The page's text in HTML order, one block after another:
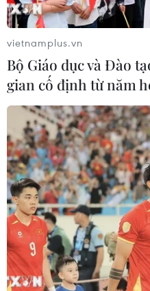
Thuế thương mại
Cạnh tranh không
20/11/2020 04:57
vietnamplus.vn
Bộ Giáo dục và Đào
gian cố định từ năm